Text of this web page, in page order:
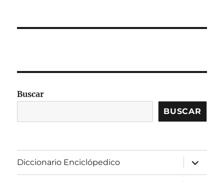
Buscar
BUSCAR
Diccionario Enciclópedico
expandir
el
menú